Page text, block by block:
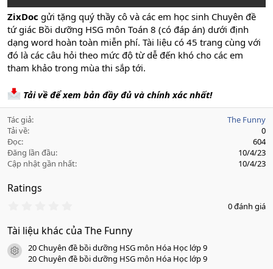
ZixDoc gửi tặng quý thầy cô và các em học sinh Chuyên đề
tứ giác Bồi dưỡng HSG môn Toán 8 (có đáp án) dưới định
dạng word hoàn toàn miễn phí. Tài liệu có 45 trang cùng với
đó là các câu hỏi theo mức độ từ dễ đến khó cho các em
tham khảo trong mùa thi sắp tới.
Tải về để xem bản đầy đủ và chính xác nhất!
Tác giả
The Funny
Tải về
0
Đọc
604
Đăng lần đầu
10/4/23
Cập nhật gần nhất
10/4/23
Ratings
0
0
s
a
o
0 đánh giá
Tài liệu khác của The Funny
icon tài liệu
20 Chuyên đề bồi dưỡng HSG môn Hóa Học lớp 9
20 Chuyên đề bồi dưỡng HSG môn Hóa Học lớp 9